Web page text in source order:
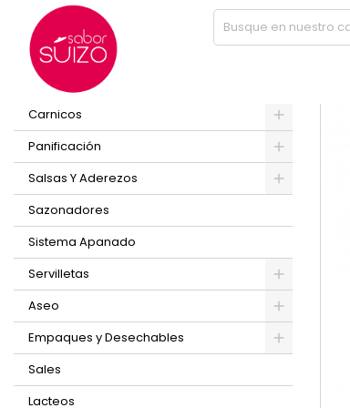
Inicio PAPEL ANTIGRA 20X20 CUAD NEGRO 100 UND
PRODUCTOS
Carnicos
Panificación
Salsas Y Aderezos
Sazonadores
Sistema Apanado
Servilletas
Aseo
Empaques y Desechables
Sales
Lacteos